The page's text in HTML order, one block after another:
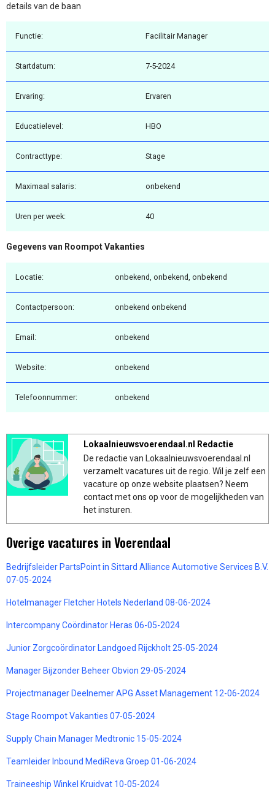
details van de baan
Functie: Facilitair Manager
Startdatum: 7-5-2024
Ervaring: Ervaren
Educatielevel: HBO
Contracttype: Stage
Maximaal salaris: onbekend
Uren per week: 40
Gegevens van Roompot Vakanties
Locatie: onbekend, onbekend, onbekend
Contactpersoon: onbekend onbekend
Email: onbekend
Website: onbekend
Telefoonnummer: onbekend
Lokaalnieuwsvoerendaal.nl Redactie
De redactie van Lokaalnieuwsvoerendaal.nl
verzamelt vacatures uit de regio. Wil je zelf een
vacature op onze website plaatsen? Neem
contact met ons op voor de mogelijkheden van
het insturen.
Overige vacatures in Voerendaal
Bedrijfsleider PartsPoint in Sittard Alliance Automotive Services B.V.
07-05-2024
Hotelmanager Fletcher Hotels Nederland 08-06-2024
Intercompany Coördinator Heras 06-05-2024
Junior Zorgcoördinator Landgoed Rijckholt 25-05-2024
Manager Bijzonder Beheer Obvion 29-05-2024
Projectmanager Deelnemer APG Asset Management 12-06-2024
Stage Roompot Vakanties 07-05-2024
Supply Chain Manager Medtronic 15-05-2024
Teamleider Inbound MediReva Groep 01-06-2024
Traineeship Winkel Kruidvat 10-05-2024